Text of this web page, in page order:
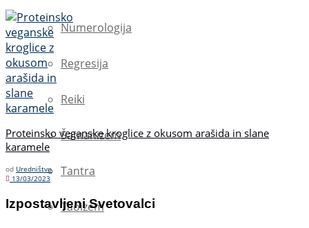
Numerologija
Regresija
Reiki
Šamanizem
Tantra
Taoizem
Proteinsko veganske kroglice z okusom arašida in slane
karamele
od Uredništvo
13/03/2023
Izpostavljeni Svetovalci